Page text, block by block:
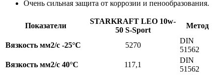
Очень сильная защита от коррозии и пенообразования.
Показатели
STARKRAFT LEO 10w-
50 S-Sport
Метод
Вязкость мм2/с -25°С 5270
DIN
51562
Вязкость мм2/с 40°С
117,1
DIN
51562